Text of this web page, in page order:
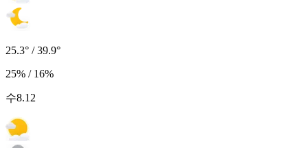
25.3° / 39.9°
25% / 16%
수8.12